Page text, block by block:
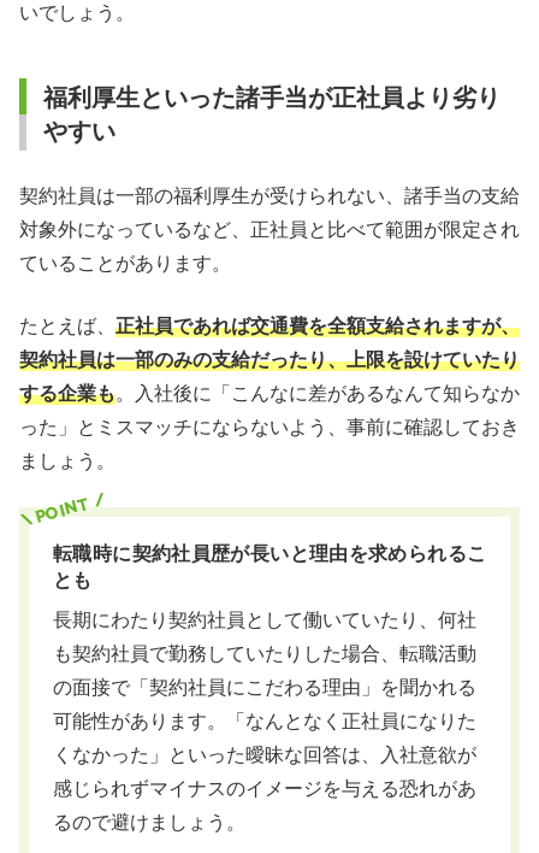
いでしょう。
福利厚生といった諸手当が正社員より劣り
やすい
契約社員は一部の福利厚生が受けられない、諸手当の支給
対象外になっているなど、正社員と比べて範囲が限定され
ていることがあります。
たとえば、 正社員であれば交通費を全額支給されますが、
契約社員は一部のみの支給だったり、上限を設けていたり
する企業も。入社後に「こんなに差があるなんて知らなか
った」とミスマッチにならないよう、事前に確認しておき
ましょう。
転職時に契約社員歴が長いと理由を求められるこ
とも
長期にわたり契約社員として働いていたり、何社
も契約社員で勤務していたりした場合、転職活動
の面接で「契約社員にこだわる理由」を聞かれる
可能性があります。「なんとなく正社員になりた
くなかった」といった曖昧な回答は、入社意欲が
感じられずマイナスのイメージを与える恐れがあ
るので避けましょう。